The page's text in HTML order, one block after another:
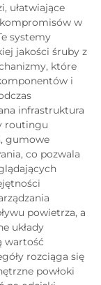
ułatwiające
w
systemy
jakości śruby z
które
i
infrastruktura
routingu
gumowe
co pozwala
powietrza, a
układy
wartość
rozciąga się
powłoki